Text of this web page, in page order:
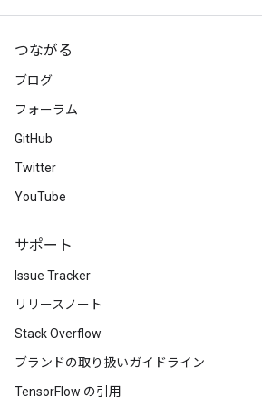
つながる
ブログ
フォーラム
GitHub
Twitter
YouTube
サポート
Issue Tracker
リリースノート
Stack Overflow
ブランドの取り扱いガイドライン
TensorFlow の引用